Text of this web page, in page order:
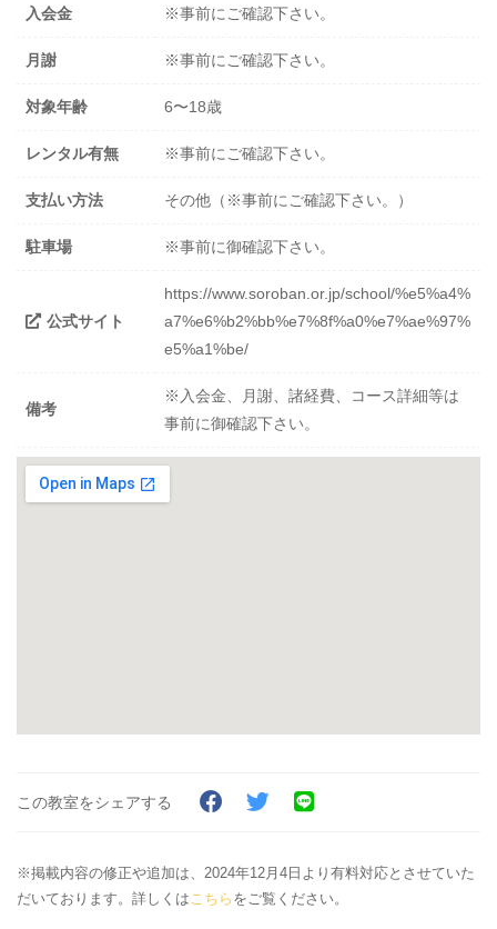
入会金 ※事前にご確認下さい。
月謝 ※事前にご確認下さい。
対象年齢 6〜18歳
レンタル有無 ※事前にご確認下さい。
支払い方法 その他（※事前にご確認下さい。）
駐車場 ※事前に御確認下さい。
公式サイト
https://www.soroban.or.jp/school/%e5%a4%
a7%e6%b2%bb%e7%8f%a0%e7%ae%97%
e5%a1%be/
備考
※入会金、月謝、諸経費、コース詳細等は
事前に御確認下さい。
この教室をシェアする
※掲載内容の修正や追加は、2024年12月4日より有料対応とさせていた
だいております。詳しくは こちら をご覧ください。